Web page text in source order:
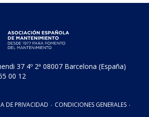
37 4º 2ª 08007 Barcelona (España)
00 12
DE PRIVACIDAD · CONDICIONES GENERALES ·